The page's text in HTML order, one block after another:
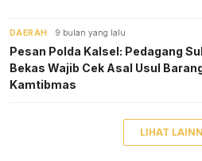
DAERAH 9 bulan yang lalu
Pesan Polda Kalsel: Pedagang
Bekas Wajib Cek Asal Usul
Kamtibmas
LIHAT